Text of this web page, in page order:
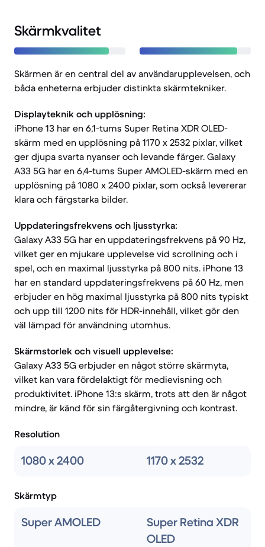
Skärmkvalitet
Skärmen är en central del av användarupplevelsen, och
båda enheterna erbjuder distinkta skärmtekniker.
Displayteknik och upplösning:
iPhone 13 har en 6,1-tums Super Retina XDR OLED-
skärm med en upplösning på 1170 x 2532 pixlar, vilket
ger djupa svarta nyanser och levande färger. Galaxy
A33 5G har en 6,4-tums Super AMOLED-skärm med en
upplösning på 1080 x 2400 pixlar, som också levererar
klara och färgstarka bilder.
Uppdateringsfrekvens och ljusstyrka:
Galaxy A33 5G har en uppdateringsfrekvens på 90 Hz,
vilket ger en mjukare upplevelse vid scrollning och i
spel, och en maximal ljusstyrka på 800 nits. iPhone 13
har en standard uppdateringsfrekvens på 60 Hz, men
erbjuder en hög maximal ljusstyrka på 800 nits typiskt
och upp till 1200 nits för HDR-innehåll, vilket gör den
väl lämpad för användning utomhus.
Skärmstorlek och visuell upplevelse:
Galaxy A33 5G erbjuder en något större skärmyta,
vilket kan vara fördelaktigt för medievisning och
produktivitet. iPhone 13:s skärm, trots att den är något
mindre, är känd för sin färgåtergivning och kontrast.
Resolution
1080 x 2400 1170 x 2532
Skärmtyp
Super AMOLED
Super Retina XDR
OLED